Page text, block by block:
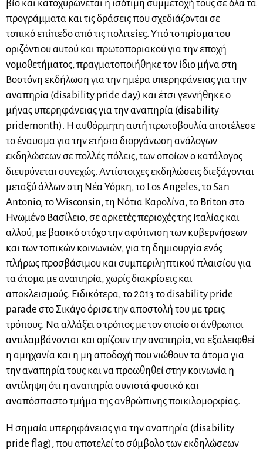
βίο και κατοχυρώνεται η ισότιμη συμμετοχή τους σε όλα τα
προγράμματα και τις δράσεις που σχεδιάζονται σε
τοπικό επίπεδο από τις πολιτείες. Υπό το πρίσμα του
οριζόντιου αυτού και πρωτοποριακού για την εποχή
νομοθετήματος, πραγματοποιήθηκε τον ίδιο μήνα στη
Βοστόνη εκδήλωση για την ημέρα υπερηφάνειας για την
αναπηρία (disability pride day) και έτσι γεννήθηκε ο
μήνας υπερηφάνειας για την αναπηρία (disability
pridemonth). Η αυθόρμητη αυτή πρωτοβουλία αποτέλεσε
το έναυσμα για την ετήσια διοργάνωση ανάλογων
εκδηλώσεων σε πολλές πόλεις, των οποίων ο κατάλογος
διευρύνεται συνεχώς. Αντίστοιχες εκδηλώσεις διεξάγονται
μεταξύ άλλων στη Νέα Υόρκη, το Los Angeles, το San
Antonio, το Wisconsin, τη Νότια Καρολίνα, το Briton στο
Ηνωμένο Βασίλειο, σε αρκετές περιοχές της Ιταλίας και
αλλού, με βασικό στόχο την αφύπνιση των κυβερνήσεων
και των τοπικών κοινωνιών, για τη δημιουργία ενός
πλήρως προσβάσιμου και συμπεριληπτικού πλαισίου για
τα άτομα με αναπηρία, χωρίς διακρίσεις και
αποκλεισμούς. Ειδικότερα, το 2013 το disability pride
parade στο Σικάγο όρισε την αποστολή του με τρεις
τρόπους. Να αλλάξει ο τρόπος με τον οποίο οι άνθρωποι
αντιλαμβάνονται και ορίζουν την αναπηρία, να εξαλειφθεί
η αμηχανία και η μη αποδοχή που νιώθουν τα άτομα για
την αναπηρία τους και να προωθηθεί στην κοινωνία η
αντίληψη ότι η αναπηρία συνιστά φυσικό και
αναπόσπαστο τμήμα της ανθρώπινης ποικιλομορφίας.
Η σημαία υπερηφάνειας για την αναπηρία (disability
pride flag), που αποτελεί το σύμβολο των εκδηλώσεων